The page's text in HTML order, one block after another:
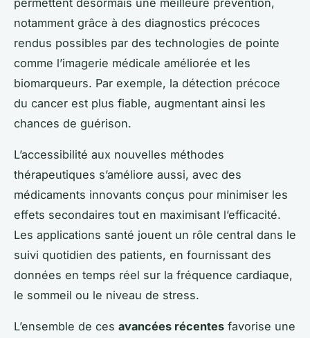
notamment grâce à des diagnostics précoces
rendus possibles par des technologies de pointe
comme l’imagerie médicale améliorée et les
biomarqueurs. Par exemple, la détection précoce
du cancer est plus fiable, augmentant ainsi les
chances de guérison.
L’accessibilité aux nouvelles méthodes
thérapeutiques s’améliore aussi, avec des
médicaments innovants conçus pour minimiser les
effets secondaires tout en maximisant l’efficacité.
Les applications santé jouent un rôle central dans le
suivi quotidien des patients, en fournissant des
données en temps réel sur la fréquence cardiaque,
le sommeil ou le niveau de stress.
L’ensemble de ces avancées récentes favorise une